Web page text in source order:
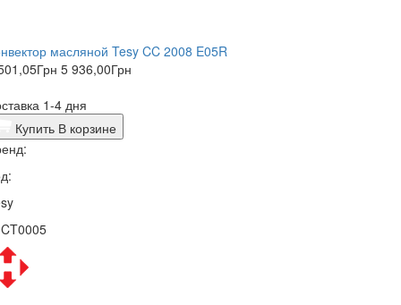
масляной Tesy CC 2008 E05R
Грн 5 936,00Грн
1-4 дня
Купить В корзине